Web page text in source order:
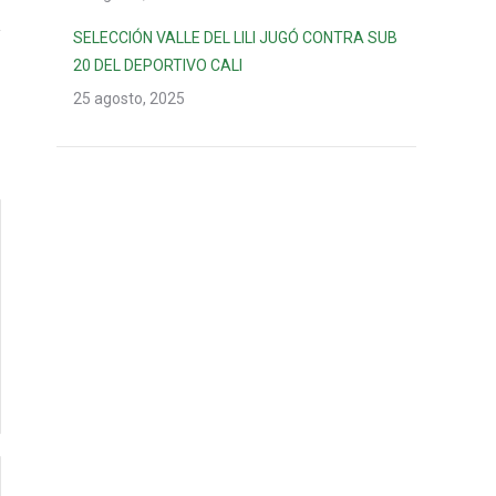
SELECCIÓN VALLE DEL LILI JUGÓ CONTRA SUB
20 DEL DEPORTIVO CALI
25 agosto, 2025